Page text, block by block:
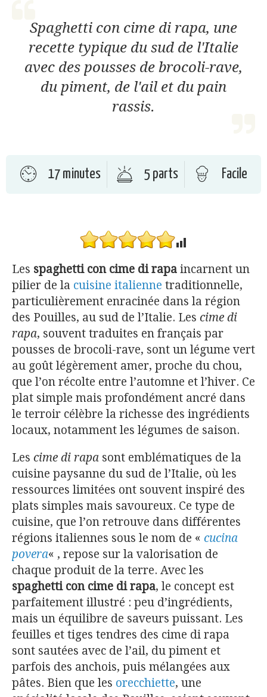
Spaghetti con cime di rapa, une
recette typique du sud de l'Italie
avec des pousses de brocoli-rave,
du piment, de l'ail et du pain
rassis.
17 minutes 5 parts Facile
Les spaghetti con cime di rapa incarnent un
pilier de la cuisine italienne traditionnelle,
particulièrement enracinée dans la région
des Pouilles, au sud de l’Italie. Les cime di
rapa, souvent traduites en français par
pousses de brocoli-rave, sont un légume vert
au goût légèrement amer, proche du chou,
que l’on récolte entre l’automne et l’hiver. Ce
plat simple mais profondément ancré dans
le terroir célèbre la richesse des ingrédients
locaux, notamment les légumes de saison.
Les cime di rapa sont emblématiques de la
cuisine paysanne du sud de l’Italie, où les
ressources limitées ont souvent inspiré des
plats simples mais savoureux. Ce type de
cuisine, que l’on retrouve dans différentes
régions italiennes sous le nom de « cucina
povera« , repose sur la valorisation de
chaque produit de la terre. Avec les
spaghetti con cime di rapa, le concept est
parfaitement illustré : peu d’ingrédients,
mais un équilibre de saveurs puissant. Les
feuilles et tiges tendres des cime di rapa
sont sautées avec de l’ail, du piment et
parfois des anchois, puis mélangées aux
pâtes. Bien que les orecchiette, une